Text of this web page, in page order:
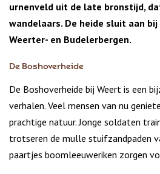
urnenveld uit de late bronstijd,
wandelaars. De heide sluit aan bij
Weerter- en Budelerbergen.
De Boshoverheide
De Boshoverheide bij Weert is een
verhalen. Veel mensen van nu
prachtige natuur. Jonge soldaten
trotseren de mulle stuifzandpaden
paartjes boomleeuweriken zorgen